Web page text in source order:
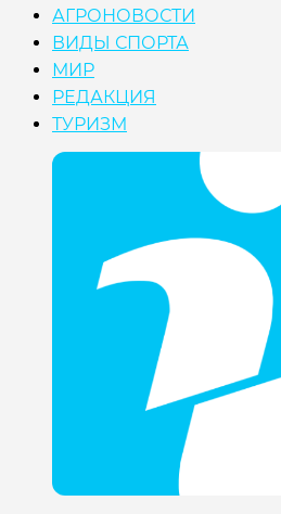
АГРОНОВОСТИ
ВИДЫ СПОРТА
МИР
РЕДАКЦИЯ
ТУРИЗМ